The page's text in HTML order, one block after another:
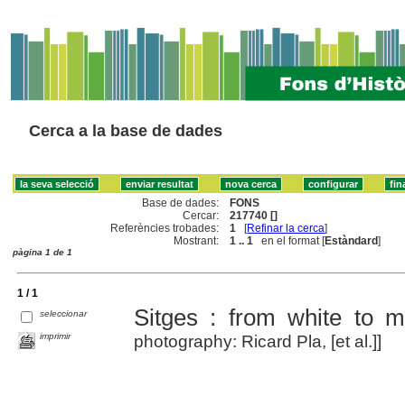
Cerca a la base de dades
Base de dades:
FONS
Cercar:
217740 []
Referències trobades:
1 [Refinar la cerca]
Mostrant:
1 .. 1 en el format [Estàndard]
pàgina 1 de 1
1 / 1
seleccionar
imprimir
Sitges : from white to
photography: Ricard Pla, [et al.]]